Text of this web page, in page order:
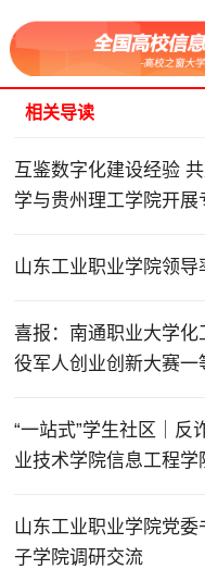
相关导读
互鉴数字化建设经验
学与贵州理工学院开展
山东工业职业学院领
喜报：南通职业大学
役军人创业创新大赛一
“一站式”学生社区｜
业技术学院信息工程
山东工业职业学院党
子学院调研交流